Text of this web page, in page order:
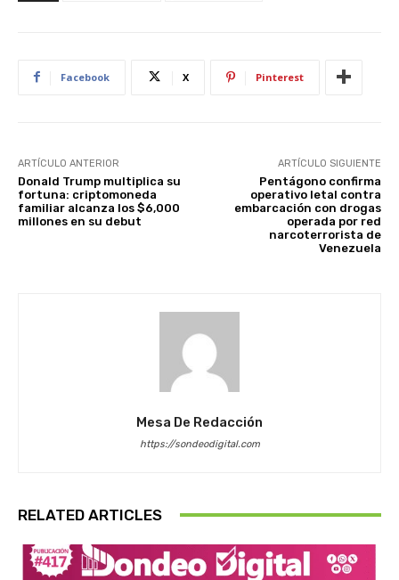
Facebook X Pinterest
ARTÍCULO ANTERIOR
Donald Trump multiplica su
fortuna: criptomoneda
familiar alcanza los $6,000
millones en su debut
ARTÍCULO SIGUIENTE
Pentágono confirma
operativo letal contra
embarcación con drogas
operada por red
narcoterrorista de
Venezuela
Mesa De Redacción
https://sondeodigital.com
RELATED ARTICLES